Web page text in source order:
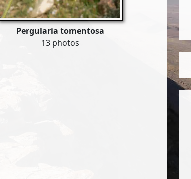
Pergularia tomentosa
13 photos